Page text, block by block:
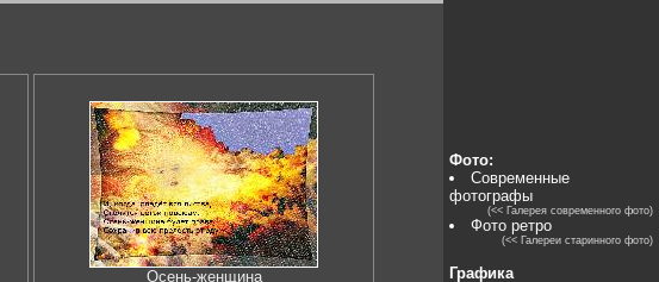
Осень-женщина
Фото:
Современные
фотографы
(<< Галерея современного фото)
Фото ретро
(<< Галереи старинного фото)
Графика